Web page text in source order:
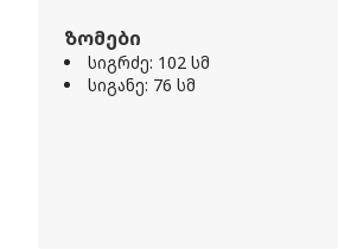
ზომები
სიგრძე: 102 სმ
სიგანე: 76 სმ